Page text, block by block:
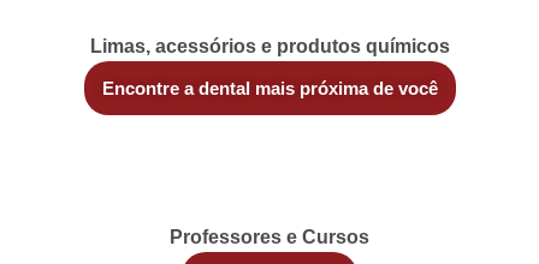
Limas, acessórios e produtos químicos
Encontre a dental mais próxima de você
Professores e Cursos